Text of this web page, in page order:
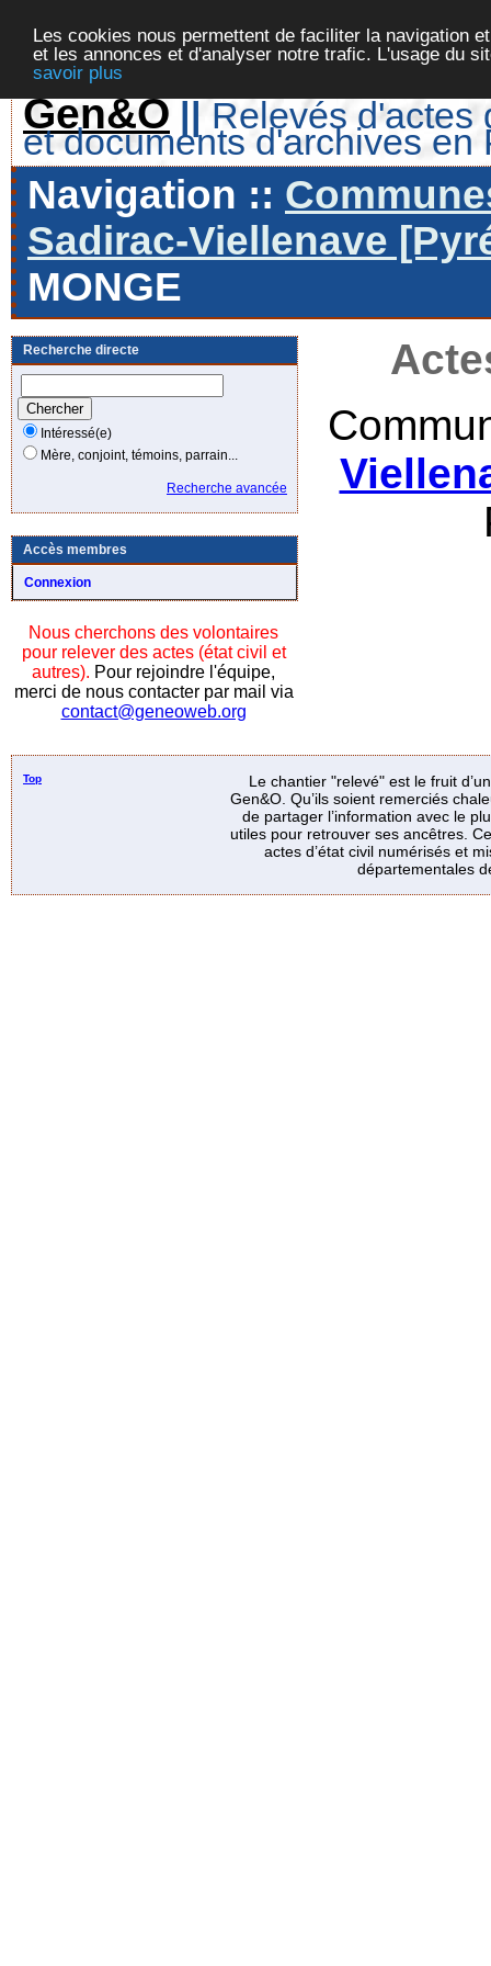
Les cookies nous permettent de faciliter la navigation
et les annonces et d'analyser notre trafic. L'usage du
savoir plus
Gen&O || Relevés d'actes
et documents d'archives en
Navigation ::
Sadirac-Viellenave
MONGE
Recherche directe
Intéressé(e)
Mère, conjoint, témoins, parrain...
Recherche avancée
Accès membres
Connexion
Nous cherchons des volontaires
pour relever des actes (état civil et
autres). Pour rejoindre l'équipe,
merci de nous contacter par mail via
contact@geneoweb.org
Top
Le chantier "relevé" est le fruit
Gen&O. Qu’ils soient remerciés
de partager l’information avec le
utiles pour retrouver ses ancêtres.
actes d’état civil numérisés et
départementales